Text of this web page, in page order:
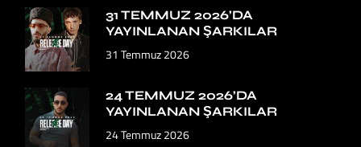
31 TEMMUZ 2026’DA
YAYINLANAN ŞARKILAR
31 Temmuz 2026
24 TEMMUZ 2026’DA
YAYINLANAN ŞARKILAR
24 Temmuz 2026